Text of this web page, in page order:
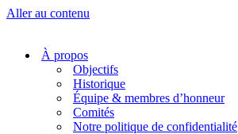
Aller au contenu
À propos
Objectifs
Historique
Équipe & membres d’honneur
Comités
Notre politique de confidentialité